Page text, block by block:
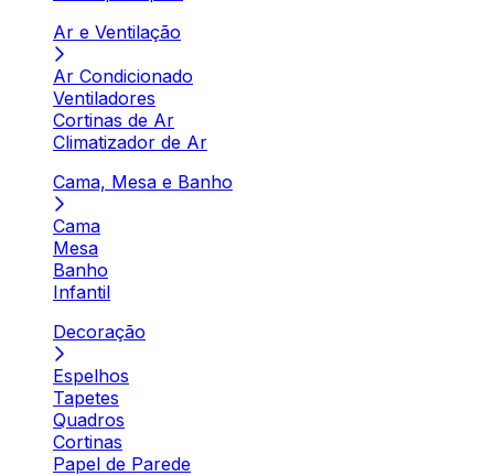
Ar e Ventilação
Ar Condicionado
Ventiladores
Cortinas de Ar
Climatizador de Ar
Cama, Mesa e Banho
Cama
Mesa
Banho
Infantil
Decoração
Espelhos
Tapetes
Quadros
Cortinas
Papel de Parede